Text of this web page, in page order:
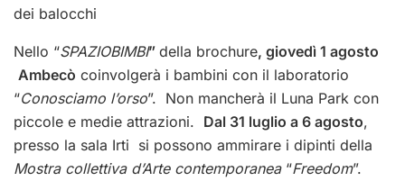
dei balocchi
Nello “SPAZIOBIMBI” della brochure, giovedì 1 agosto
Ambecò coinvolgerà i bambini con il laboratorio
“Conosciamo l’orso”. Non mancherà il Luna Park con
piccole e medie attrazioni. Dal 31 luglio a 6 agosto,
presso la sala Irti si possono ammirare i dipinti della
Mostra collettiva d’Arte contemporanea“Freedom”.